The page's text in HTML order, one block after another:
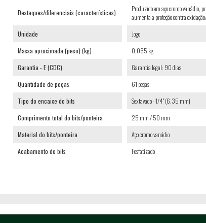
Destaques/diferenciais (características)
Produzido em aço cromo vanádio,
aumenta a proteção contra
Unidade
Jogo
Massa aproximada (peso) (kg)
0,065 kg
Garantia - E (CDC)
Garantia legal: 90 dias
Quantidade de peças
61 peças
Tipo do encaixe do bits
Sextavado - 1/4" (6,35 mm)
Comprimento total do bits/ponteira
25 mm / 50 mm
Material do bits/ponteira
Aço cromo vanádio
Acabamento do bits
Fosfatizado